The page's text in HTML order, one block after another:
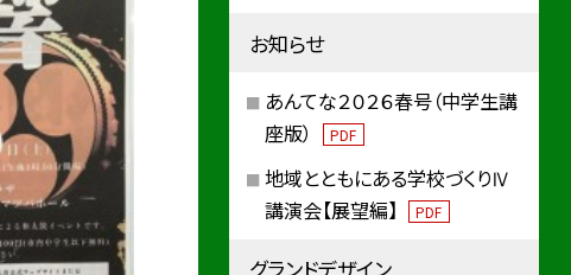
お知らせ
あんてな２０２６春号（中学生講
座版）
PDF
地域とともにある学校づくりⅣ
講演会【展望編】
PDF
グランドデザイン